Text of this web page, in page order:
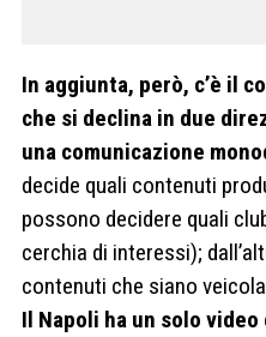
In aggiunta, però, c’è il
che si declina in due
una comunicazione
decide quali contenuti
possono decidere quali
cerchia di interessi);
contenuti che siano
Il Napoli ha un solo